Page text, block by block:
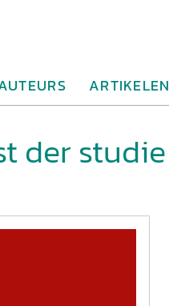
ARTIKELEN
der studie